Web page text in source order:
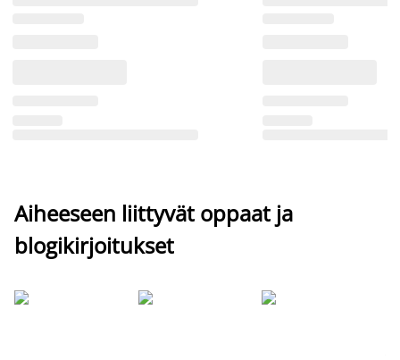
Aiheeseen liittyvät oppaat ja
blogikirjoitukset